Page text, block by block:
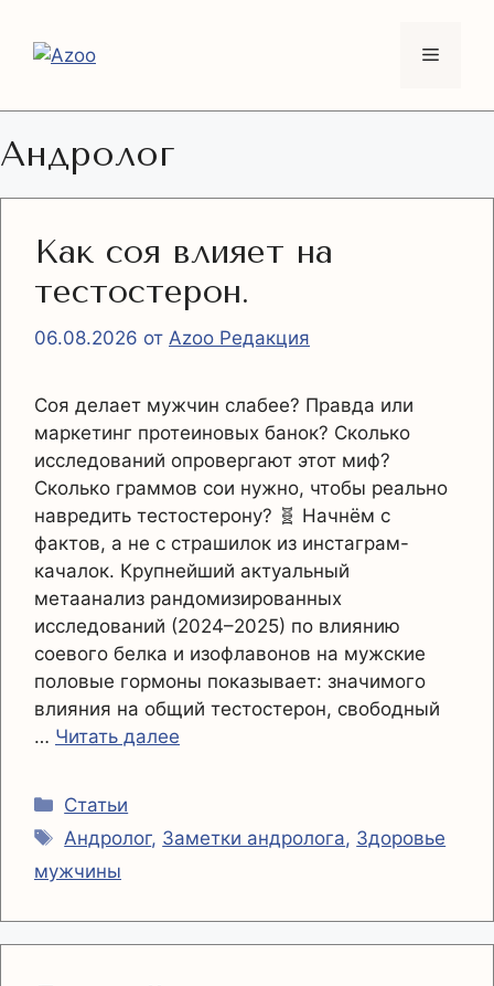
содержимому
Меню
Андролог
Как соя влияет на
тестостерон.
06.08.2026 от Azoo Редакция
Соя делает мужчин слабее? Правда или
маркетинг протеиновых банок? Сколько
исследований опровергают этот миф?
Сколько граммов сои нужно, чтобы реально
навредить тестостерону? 🧬 Начнём с
фактов, а не с страшилок из инстаграм-
качалок. Крупнейший актуальный
метаанализ рандомизированных
исследований (2024–2025) по влиянию
соевого белка и изофлавонов на мужские
половые гормоны показывает: значимого
влияния на общий тестостерон, свободный
… Читать далее
Рубрики
Статьи
Метки
Андролог, Заметки андролога, Здоровье
мужчины